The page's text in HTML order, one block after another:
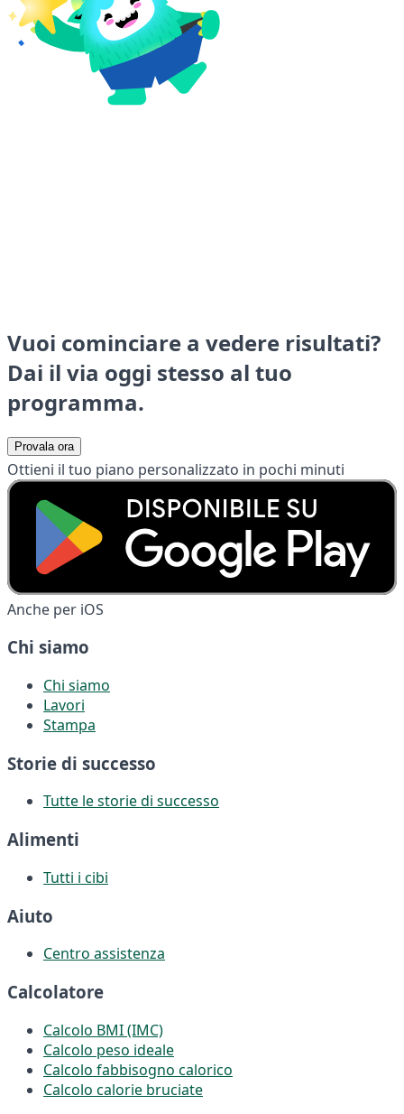
Vuoi cominciare a vedere risultati?
Dai il via oggi stesso al tuo
programma.
Provala ora
Ottieni il tuo piano personalizzato in pochi minuti
Anche per iOS
Chi siamo
Chi siamo
Lavori
Stampa
Storie di successo
Tutte le storie di successo
Alimenti
Tutti i cibi
Aiuto
Centro assistenza
Calcolatore
Calcolo BMI (IMC)
Calcolo peso ideale
Calcolo fabbisogno calorico
Calcolo calorie bruciate